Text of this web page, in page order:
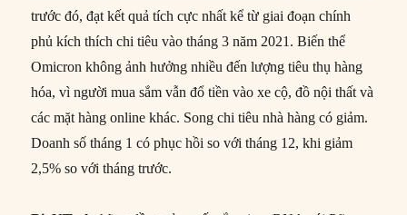
trước đó, đạt kết quả tích cực nhất kể từ giai đoạn chính
phủ kích thích chi tiêu vào tháng 3 năm 2021. Biến thể
Omicron không ảnh hưởng nhiều đến lượng tiêu thụ hàng
hóa, vì người mua sắm vẫn đổ tiền vào xe cộ, đồ nội thất và
các mặt hàng online khác. Song chi tiêu nhà hàng có giảm.
Doanh số tháng 1 có phục hồi so với tháng 12, khi giảm
2,5% so với tháng trước.